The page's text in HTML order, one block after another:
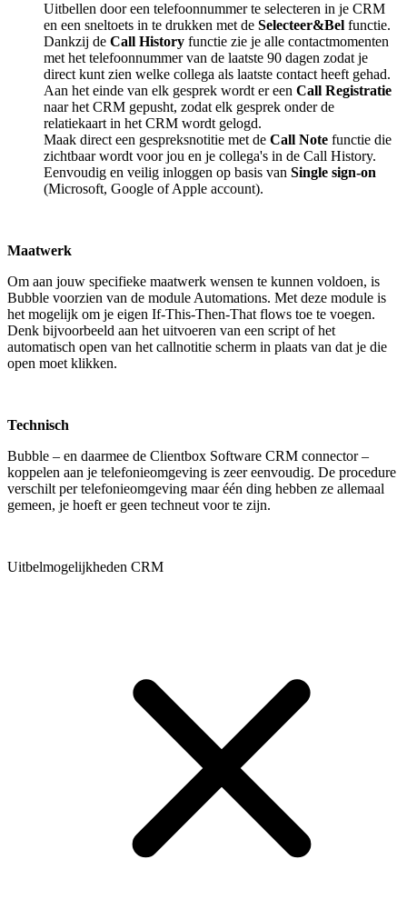
Uitbellen door een telefoonnummer te selecteren in je CRM
en een sneltoets in te drukken met de Selecteer&Bel functie.
Dankzij de Call History functie zie je alle contactmomenten
met het telefoonnummer van de laatste 90 dagen zodat je
direct kunt zien welke collega als laatste contact heeft gehad.
Aan het einde van elk gesprek wordt er een Call Registratie
naar het CRM gepusht, zodat elk gesprek onder de
relatiekaart in het CRM wordt gelogd.
Maak direct een gespreksnotitie met de Call Note functie die
zichtbaar wordt voor jou en je collega's in de Call History.
Eenvoudig en veilig inloggen op basis van Single sign-on
(Microsoft, Google of Apple account).
Maatwerk
Om aan jouw specifieke maatwerk wensen te kunnen voldoen, is
Bubble voorzien van de module Automations. Met deze module is
het mogelijk om je eigen If-This-Then-That flows toe te voegen.
Denk bijvoorbeeld aan het uitvoeren van een script of het
automatisch open van het callnotitie scherm in plaats van dat je die
open moet klikken.
Technisch
Bubble – en daarmee de Clientbox Software CRM connector –
koppelen aan je telefonieomgeving is zeer eenvoudig. De procedure
verschilt per telefonieomgeving maar één ding hebben ze allemaal
gemeen, je hoeft er geen techneut voor te zijn.
Uitbelmogelijkheden CRM